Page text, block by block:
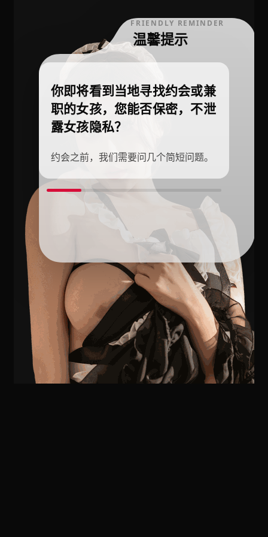
FRIENDLY REMINDER
温馨提示
你即将看到当地寻找约会或兼
职的女孩，您能否保密，不泄
露女孩隐私？
约会之前，我们需要问几个简短问题。